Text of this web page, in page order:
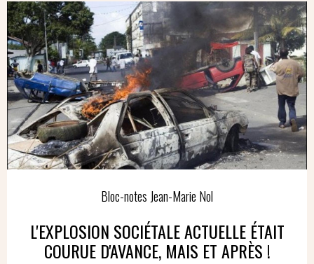
Bloc-notes Jean-Marie Nol
L'EXPLOSION SOCIÉTALE ACTUELLE ÉTAIT
COURUE D'AVANCE, MAIS ET APRÈS !